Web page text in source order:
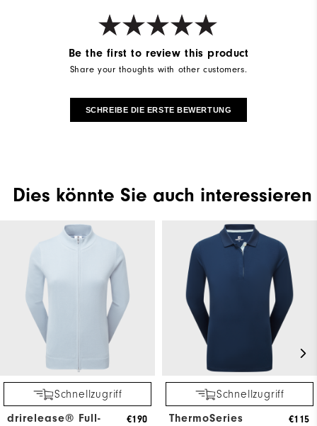
Be the first to review this product
Share your thoughts with other customers.
SCHREIBE DIE ERSTE BEWERTUNG
Dies könnte Sie auch interessieren
Schnellzugriff
drirelease® Full-
€190
Schnellzugriff
ThermoSeries
€115